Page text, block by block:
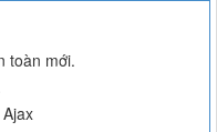
toàn mới.